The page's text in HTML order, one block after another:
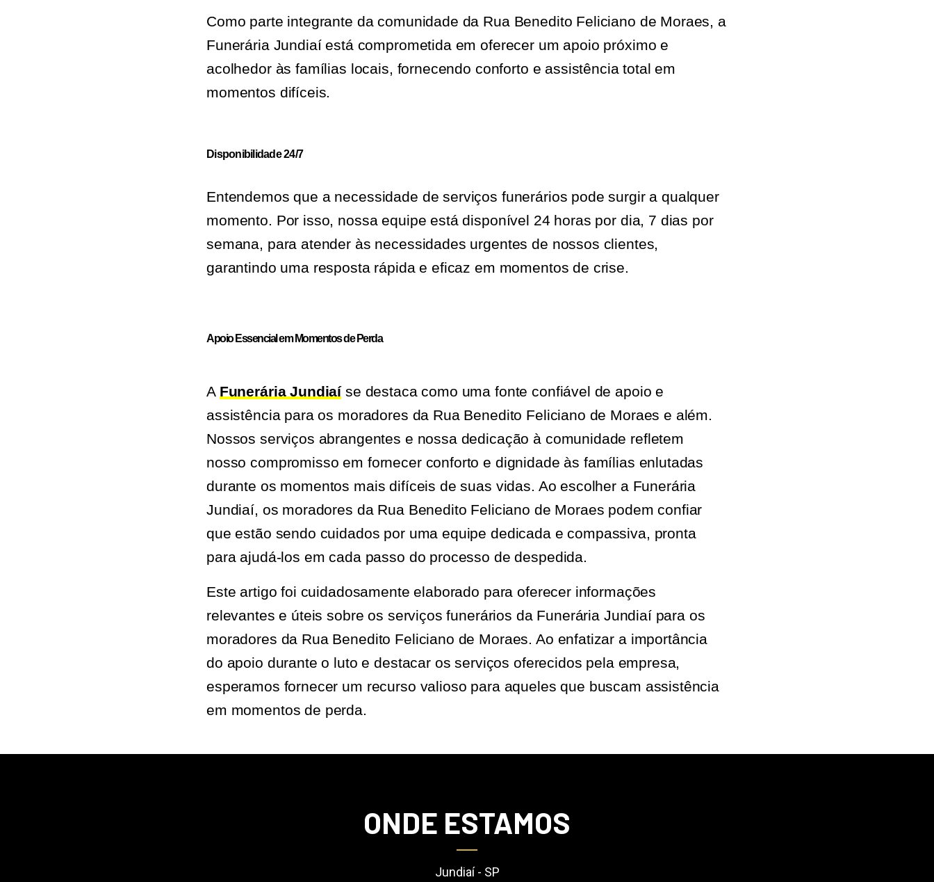
Como parte integrante da comunidade da Rua Benedito Feliciano de Moraes, a
Funerária Jundiaí está comprometida em oferecer um apoio próximo e
acolhedor às famílias locais, fornecendo conforto e assistência total em
momentos difíceis.
Disponibilidade 24/7
Entendemos que a necessidade de serviços funerários pode surgir a qualquer
momento. Por isso, nossa equipe está disponível 24 horas por dia, 7 dias por
semana, para atender às necessidades urgentes de nossos clientes,
garantindo uma resposta rápida e eficaz em momentos de crise.
Apoio Essencial em Momentos de Perda
A Funerária Jundiaíse destaca como uma fonte confiável de apoio e
assistência para os moradores da Rua Benedito Feliciano de Moraes e além.
Nossos serviços abrangentes e nossa dedicação à comunidade refletem
nosso compromisso em fornecer conforto e dignidade às famílias enlutadas
durante os momentos mais difíceis de suas vidas. Ao escolher a Funerária
Jundiaí, os moradores da Rua Benedito Feliciano de Moraes podem confiar
que estão sendo cuidados por uma equipe dedicada e compassiva, pronta
para ajudá-los em cada passo do processo de despedida.
Este artigo foi cuidadosamente elaborado para oferecer informações
relevantes e úteis sobre os serviços funerários da Funerária Jundiaí para os
moradores da Rua Benedito Feliciano de Moraes. Ao enfatizar a importância
do apoio durante o luto e destacar os serviços oferecidos pela empresa,
esperamos fornecer um recurso valioso para aqueles que buscam assistência
em momentos de perda.
ONDE ESTAMOS
Jundiaí - SP